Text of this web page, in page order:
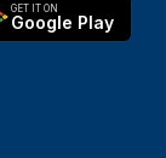
GET IT ON
Google Play